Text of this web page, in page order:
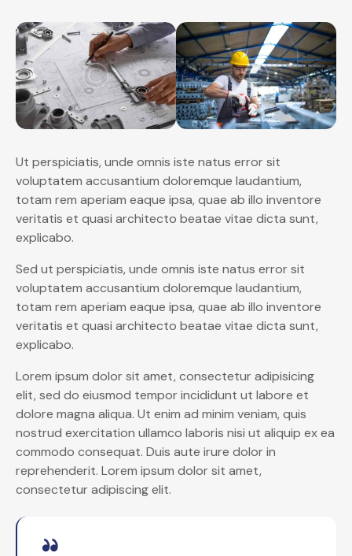
Ut perspiciatis, unde omnis iste natus error sit
voluptatem accusantium doloremque laudantium,
totam rem aperiam eaque ipsa, quae ab illo inventore
veritatis et quasi architecto beatae vitae dicta sunt,
explicabo.
Sed ut perspiciatis, unde omnis iste natus error sit
voluptatem accusantium doloremque laudantium,
totam rem aperiam eaque ipsa, quae ab illo inventore
veritatis et quasi architecto beatae vitae dicta sunt,
explicabo.
Lorem ipsum dolor sit amet, consectetur adipisicing
elit, sed do eiusmod tempor incididunt ut labore et
dolore magna aliqua. Ut enim ad minim veniam, quis
nostrud exercitation ullamco laboris nisi ut aliquip ex ea
commodo consequat. Duis aute irure dolor in
reprehenderit. Lorem ipsum dolor sit amet,
consectetur adipiscing elit.